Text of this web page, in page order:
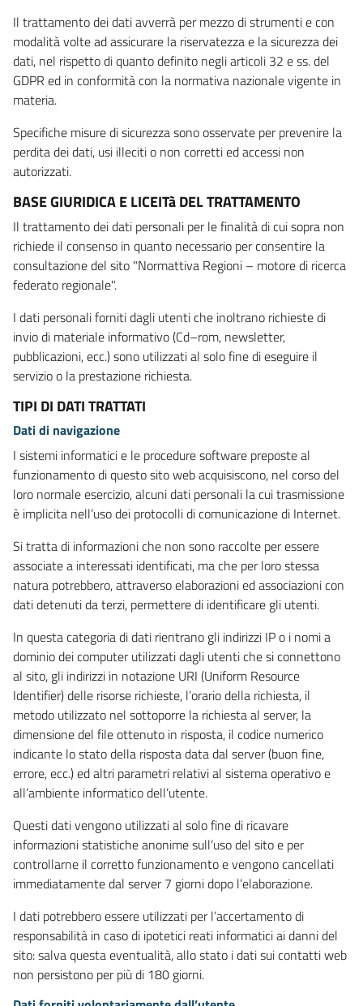
Il trattamento dei dati avverrà per mezzo di strumenti e con
modalità volte ad assicurare la riservatezza e la sicurezza dei
dati, nel rispetto di quanto definito negli articoli 32 e ss. del
GDPR ed in conformità con la normativa nazionale vigente in
materia.
Specifiche misure di sicurezza sono osservate per prevenire la
perdita dei dati, usi illeciti o non corretti ed accessi non
autorizzati.
BASE GIURIDICA E LICEITà DEL TRATTAMENTO
Il trattamento dei dati personali per le finalità di cui sopra non
richiede il consenso in quanto necessario per consentire la
consultazione del sito "Normattiva Regioni – motore di ricerca
federato regionale".
I dati personali forniti dagli utenti che inoltrano richieste di
invio di materiale informativo (Cd–rom, newsletter,
pubblicazioni, ecc.) sono utilizzati al solo fine di eseguire il
servizio o la prestazione richiesta.
TIPI DI DATI TRATTATI
Dati di navigazione
I sistemi informatici e le procedure software preposte al
funzionamento di questo sito web acquisiscono, nel corso del
loro normale esercizio, alcuni dati personali la cui trasmissione
è implicita nell’uso dei protocolli di comunicazione di Internet.
Si tratta di informazioni che non sono raccolte per essere
associate a interessati identificati, ma che per loro stessa
natura potrebbero, attraverso elaborazioni ed associazioni con
dati detenuti da terzi, permettere di identificare gli utenti.
In questa categoria di dati rientrano gli indirizzi IP o i nomi a
dominio dei computer utilizzati dagli utenti che si connettono
al sito, gli indirizzi in notazione URI (Uniform Resource
Identifier) delle risorse richieste, l’orario della richiesta, il
metodo utilizzato nel sottoporre la richiesta al server, la
dimensione del file ottenuto in risposta, il codice numerico
indicante lo stato della risposta data dal server (buon fine,
errore, ecc.) ed altri parametri relativi al sistema operativo e
all’ambiente informatico dell’utente.
Questi dati vengono utilizzati al solo fine di ricavare
informazioni statistiche anonime sull’uso del sito e per
controllarne il corretto funzionamento e vengono cancellati
immediatamente dal server 7 giorni dopo l’elaborazione.
I dati potrebbero essere utilizzati per l’accertamento di
responsabilità in caso di ipotetici reati informatici ai danni del
sito: salva questa eventualità, allo stato i dati sui contatti web
non persistono per più di 180 giorni.